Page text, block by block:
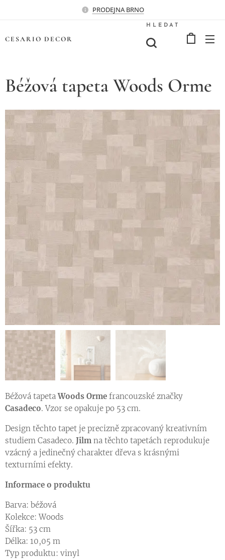
PRODEJNA BRNO
CESARIO DECOR
HLEDAT
Béžová tapeta Woods Orme
Béžová tapetaWoods Orme francouzské značky
Casadeco. Vzor se opakuje po 53 cm.
Design těchto tapet je precizně zpracovaný kreativním
studiem Casadeco. Jilm na těchto tapetách reprodukuje
vzácný a jedinečný charakter dřeva s krásnými
texturními efekty.
Informace o produktu
Barva: béžová
Kolekce: Woods
Šířka: 53 cm
Délka: 10,05 m
Typ produktu: vinyl